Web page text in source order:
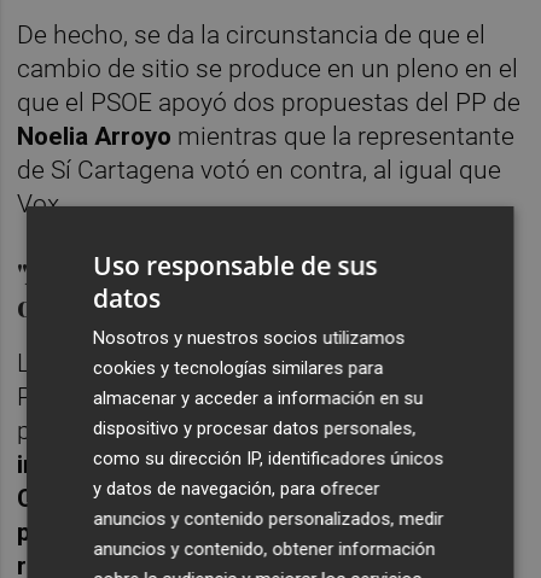
De hecho, se da la circunstancia de que el
cambio de sitio se produce en un pleno en el
que el PSOE apoyó dos propuestas del PP de
Noelia Arroyo mientras que la representante
de Sí Cartagena votó en contra, al igual que
Vox.
"Asombrada al ver que el PSOE da
oxígeno a Arroyo"
La dos propuestas aprobadas por el PP y el
PSOE (que suman mayoría absoluta) fueron,
por un lado, el régimen de retribuciones e
indemnizaciones a los miembros de la
Corporación y asignaciones a grupos
políticos,y, por otro lado elrégimen de
retribuciones de órganos directivos
Uso responsable de sus
datos
Nosotros y nuestros socios utilizamos
cookies y tecnologías similares para
almacenar y acceder a información en su
dispositivo y procesar datos personales,
como su dirección IP, identificadores únicos
y datos de navegación, para ofrecer
anuncios y contenido personalizados, medir
anuncios y contenido, obtener información